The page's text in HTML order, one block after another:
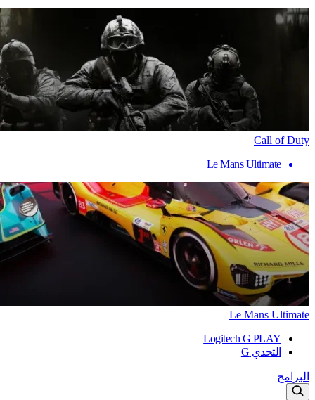
Call of Duty
Le Mans Ultimate
Le Mans Ultimate
Logitech G PLAY
التحدي G
البرامج